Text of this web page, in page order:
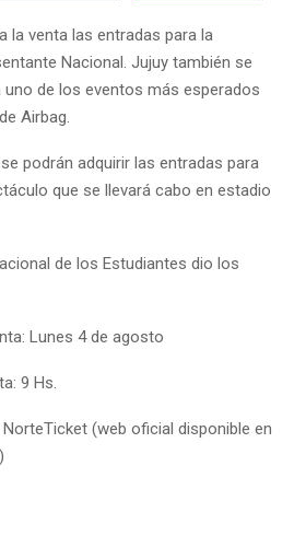
la venta las entradas para la
Nacional. Jujuy también se
uno de los eventos más esperados
Airbag.
podrán adquirir las entradas para
que se llevará cabo en estadio
de los Estudiantes dio los
Lunes 4 de agosto
9 Hs.
(web oficial disponible en